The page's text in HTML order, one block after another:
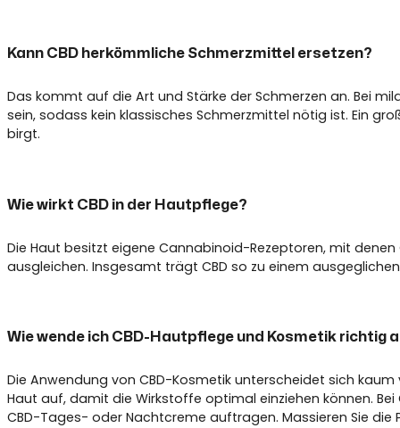
Kann CBD herkömmliche Schmerzmittel ersetzen?
Das kommt auf die Art und Stärke der Schmerzen an. Bei
sein, sodass kein klassisches Schmerzmittel nötig ist. Ein
birgt.
Wie wirkt CBD in der Hautpflege?
Die Haut besitzt eigene Cannabinoid-Rezeptoren, mit
ausgleichen. Insgesamt trägt CBD so zu einem
Wie wende ich CBD-Hautpflege und Kosmetik richtig
Die Anwendung von CBD-Kosmetik unterscheidet sich
Haut auf, damit die Wirkstoffe optimal einziehen können.
CBD-Tages- oder Nachtcreme auftragen. Massieren Sie